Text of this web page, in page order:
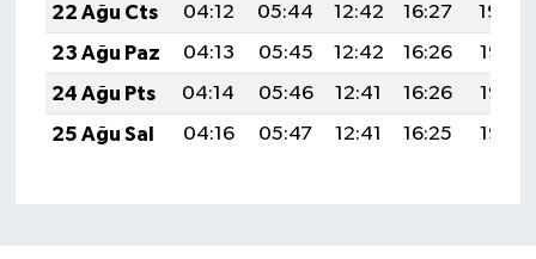
22 Ağu Cts
04:12 05:44 12:42 16:27
19:29
23 Ağu Paz
04:13 05:45 12:42 16:26
19:28
24 Ağu Pts
04:14 05:46 12:41 16:26
19:26
25 Ağu Sal
04:16 05:47 12:41 16:25 19:25